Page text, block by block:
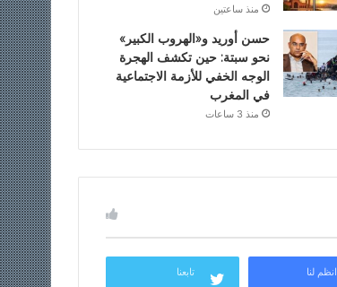
منذ ساعتين
حسن أوريد و«الهروب الكبير»
نحو سبتة: حين تكشف الهجرة
الوجه الخفي للأزمة الاجتماعية
في المغرب
منذ 3 ساعات
انظم لنا تابعنا